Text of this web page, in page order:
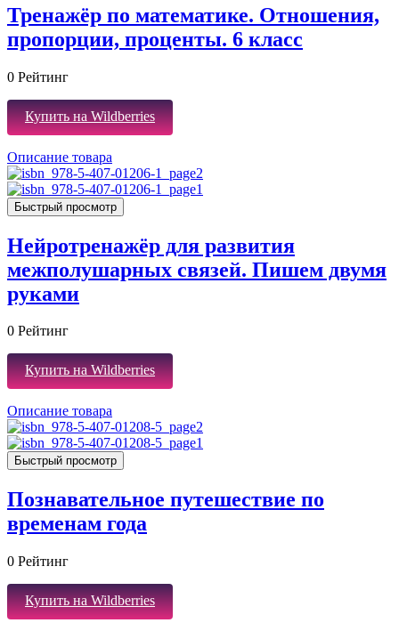
Тренажёр по математике. Отношения,
пропорции, проценты. 6 класс
0 Рейтинг
Купить на Wildberries
Описание товара
Быстрый просмотр
Нейротренажёр для развития
межполушарных связей. Пишем двумя
руками
0 Рейтинг
Купить на Wildberries
Описание товара
Быстрый просмотр
Познавательное путешествие по
временам года
0 Рейтинг
Купить на Wildberries